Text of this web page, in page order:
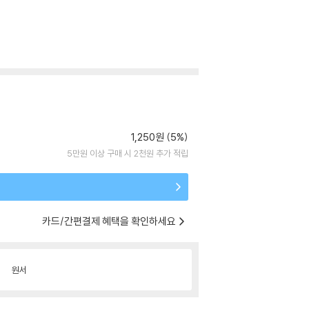
1,250원 (5%)
5만원 이상 구매 시 2천원 추가 적립
카드/간편결제 혜택을 확인하세요
원서